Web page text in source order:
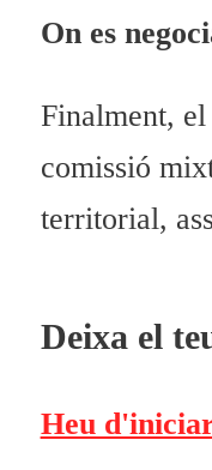
On es
Finalment,
comissió
territorial,
Deixa el
Heu